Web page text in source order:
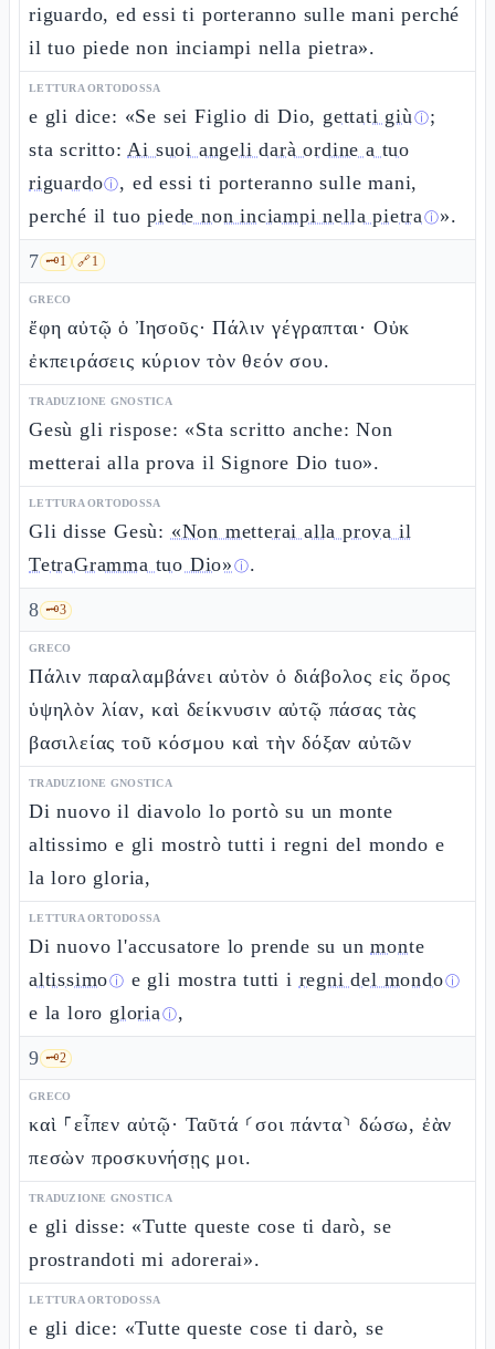
riguardo, ed essi ti porteranno sulle mani perché
il tuo piede non inciampi nella pietra».
LETTURA ORTODOSSA
e gli dice: «Se sei Figlio di Dio, gettati giùⓘ;
sta scritto:Ai suoi angeli darà ordine a tuo
riguardoⓘ, ed essi ti porteranno sulle mani,
perché il tuopiede non inciampi nella pietraⓘ».
7 🗝️1 🔗1
GRECO
ἔφη αὐτῷ ὁ Ἰησοῦς· Πάλιν γέγραπται· Οὐκ
ἐκπειράσεις κύριον τὸν θεόν σου.
TRADUZIONE GNOSTICA
Gesù gli rispose: «Sta scritto anche: Non
metterai alla prova il Signore Dio tuo».
LETTURA ORTODOSSA
Gli disse Gesù: «Non metterai alla prova il
TetraGramma tuo Dio» ⓘ.
8 🗝️3
GRECO
Πάλιν παραλαμβάνει αὐτὸν ὁ διάβολος εἰς ὄρος
ὑψηλὸν λίαν, καὶ δείκνυσιν αὐτῷ πάσας τὰς
βασιλείας τοῦ κόσμου καὶ τὴν δόξαν αὐτῶν
TRADUZIONE GNOSTICA
Di nuovo il diavolo lo portò su un monte
altissimo e gli mostrò tutti i regni del mondo e
la loro gloria,
LETTURA ORTODOSSA
Di nuovo l'accusatore lo prende su unmonte
altissimoⓘ e gli mostra tutti i regni del mondoⓘ
e la loro gloriaⓘ,
9 🗝️2
GRECO
καὶ ⸀εἶπεν αὐτῷ· Ταῦτά ⸂σοι πάντα⸃ δώσω, ἐὰν
πεσὼν προσκυνήσῃς μοι.
TRADUZIONE GNOSTICA
e gli disse: «Tutte queste cose ti darò, se
prostrandoti mi adorerai».
LETTURA ORTODOSSA
e gli dice: «Tutte queste cose ti darò, se